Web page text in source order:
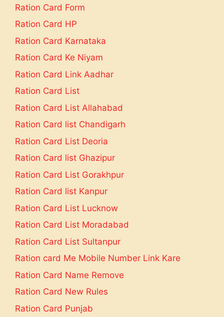
Ration Card Form
Ration Card HP
Ration Card Karnataka
Ration Card Ke Niyam
Ration Card Link Aadhar
Ration Card List
Ration Card List Allahabad
Ration Card list Chandigarh
Ration Card List Deoria
Ration Card list Ghazipur
Ration Card List Gorakhpur
Ration Card list Kanpur
Ration Card List Lucknow
Ration Card List Moradabad
Ration Card List Sultanpur
Ration card Me Mobile Number Link Kare
Ration Card Name Remove
Ration Card New Rules
Ration Card Punjab